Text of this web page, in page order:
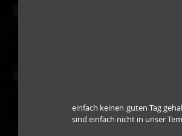
einfach keinen guten Tag
sind einfach nicht in unser